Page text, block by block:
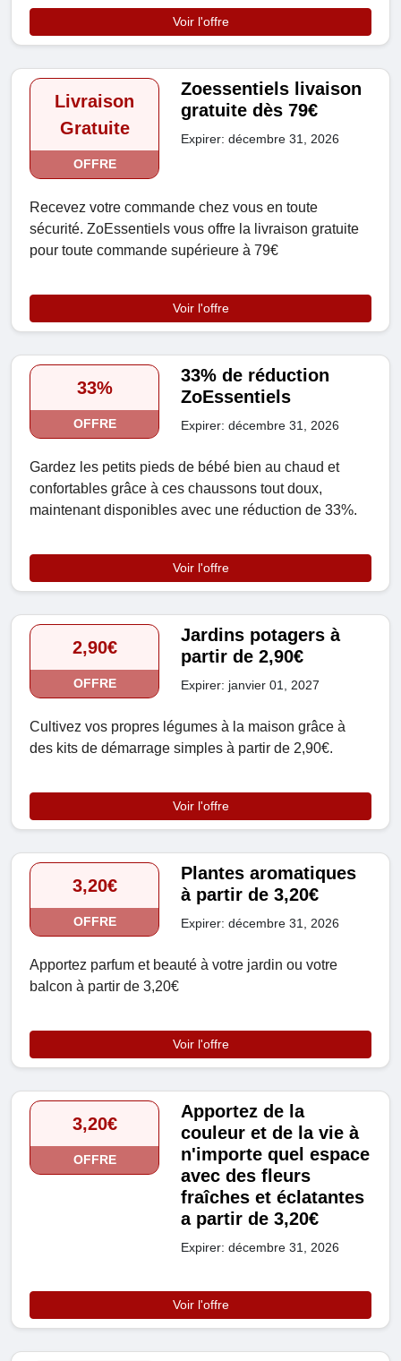
Voir l'offre
Livraison
Gratuite
OFFRE
Zoessentiels livaison
gratuite dès 79€
Expirer: décembre 31, 2026
Recevez votre commande chez vous en toute
sécurité. ZoEssentiels vous offre la livraison gratuite
pour toute commande supérieure à 79€
Voir l'offre
33%
OFFRE
33% de réduction
ZoEssentiels
Expirer: décembre 31, 2026
Gardez les petits pieds de bébé bien au chaud et
confortables grâce à ces chaussons tout doux,
maintenant disponibles avec une réduction de 33%.
Voir l'offre
2,90€
OFFRE
Jardins potagers à
partir de 2,90€
Expirer: janvier 01, 2027
Cultivez vos propres légumes à la maison grâce à
des kits de démarrage simples à partir de 2,90€.
Voir l'offre
3,20€
OFFRE
Plantes aromatiques
à partir de 3,20€
Expirer: décembre 31, 2026
Apportez parfum et beauté à votre jardin ou votre
balcon à partir de 3,20€
Voir l'offre
3,20€
OFFRE
Apportez de la
couleur et de la vie à
n'importe quel espace
avec des fleurs
fraîches et éclatantes
a partir de 3,20€
Expirer: décembre 31, 2026
Voir l'offre